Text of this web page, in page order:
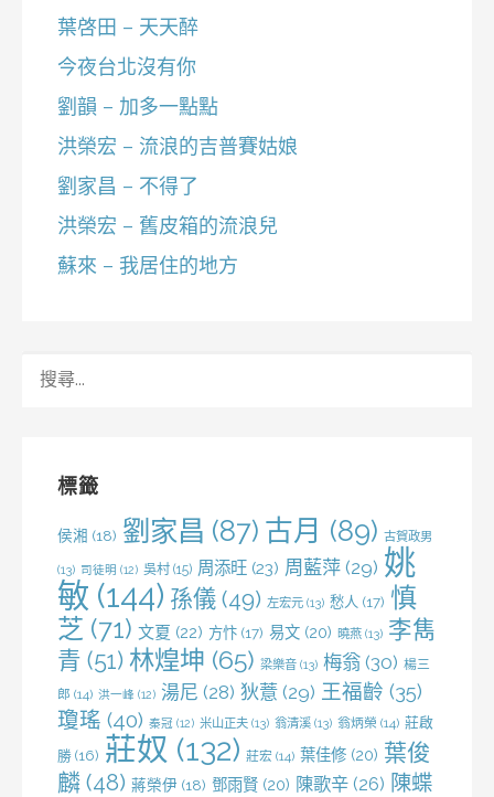
葉啓田 – 天天醉
今夜台北沒有你
劉韻 – 加多一點點
洪榮宏 – 流浪的吉普賽姑娘
劉家昌 – 不得了
洪榮宏 – 舊皮箱的流浪兒
蘇來 – 我居住的地方
標籤
侯湘 (18) 劉家昌 (87) 古月 (89) 古賀政男
(13) 司徒明 (12) 吳村 (15) 周添旺 (23) 周藍萍 (29) 姚
敏 (144) 孫儀 (49) 左宏元 (13) 愁人 (17) 慎
芝 (71) 文夏 (22) 方忭 (17) 易文 (20) 曉燕 (13) 李雋
青 (51) 林煌坤 (65) 梁樂音 (13) 梅翁 (30) 楊三
郎 (14) 洪一峰 (12) 湯尼 (28) 狄薏 (29) 王福齡 (35)
瓊瑤 (40) 秦冠 (12) 米山正夫 (13) 翁清溪 (13) 翁炳榮 (14) 莊啟
勝 (16) 莊奴 (132) 莊宏 (14) 葉佳修 (20) 葉俊
麟 (48) 蔣榮伊 (18) 鄧雨賢 (20) 陳歌辛 (26) 陳蝶